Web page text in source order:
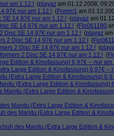
am 1.12.! (playaz am 01.12.2008,
nur am 1.12.! (Pomm1 am
SE 14,97€ nur am 1.12.! (playaz am
SE 14,97€ nur am 1.12.! (Flo061180
Disc SE 14,97€ nur am 1.12.! (playaz
2 Disc SE 14,97€ nur am 1.12.! (
2 Disc SE 14,97€ nur am 1.12.! (
2 Disc SE 14,97€ nur am 1.12.! (
Edition & Kinofassung) 6,97€ -- nur am
Large Edition & Kinofassung) 6,97€ --
(Extra Large Edition & Kinofassung)
(Extra Large Edition & Kinofassung)
Manitu (Extra Large Edition &
Manitu (Extra Large Edition &
des Manitu (Extra Large Edition &
des Manitu (Extra Large Edition &